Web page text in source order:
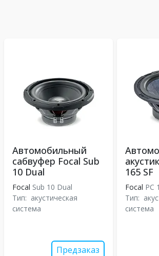
Автомобильный
сабвуфер Focal Sub
10 Dual
Focal Sub 10 Dual
Тип: акустическая
система
Предзаказ
165 SF
Focal PC
Тип:
система